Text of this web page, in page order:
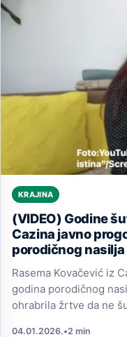
KRAJINA
(VIDEO) Godine
Cazina javno
porodičnog nasilja
Rasema Kovačević iz
godina porodičnog
ohrabrila žrtve da ne
04.01.2026.•2 min